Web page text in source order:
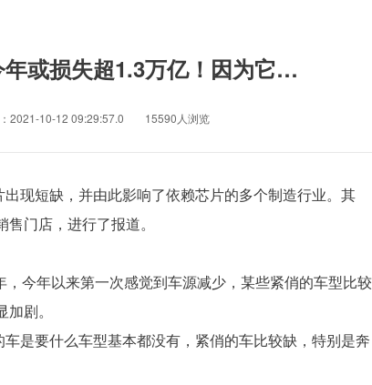
或损失超1.3万亿！因为它…
2021-10-12 09:29:57.0 15590人浏览
短缺，并由此影响了依赖芯片的多个制造行业。其
门店，进行了报道。
今年以来第一次感觉到车源减少，某些紧俏的车型比较
剧。
是要什么车型基本都没有，紧俏的车比较缺，特别是奔